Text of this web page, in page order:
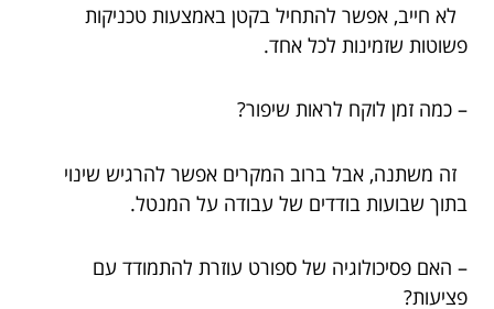
לא חייב, אפשר להתחיל בקטן באמצעות טכניקות
פשוטות שזמינות לכל אחד.
– כמה זמן לוקח לראות שיפור?
זה משתנה, אבל ברוב המקרים אפשר להרגיש שינוי
בתוך שבועות בודדים של עבודה על המנטל.
– האם פסיכולוגיה של ספורט עוזרת להתמודד עם
פציעות?